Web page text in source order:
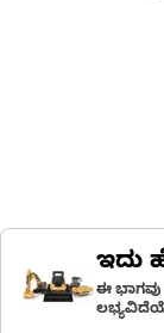
ಇದು
ಈ ಭಾಗವು